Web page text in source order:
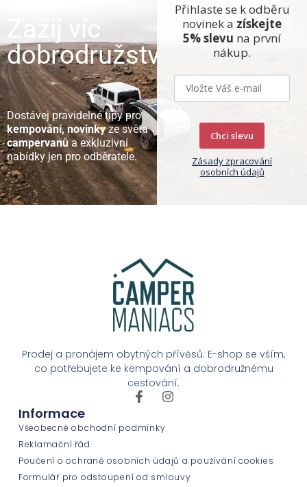
Zažij víc
dobrodružství
Dostávej pravidelné tipy pro
kempování, novinkyze světa
campervanůa exkluzivní
nabídky jen pro odběratele.
Přihlaste se k odběru
novinek a získejte
5% slevu na první
nákup.
Chci slevu
Zásady zpracování
osobních údajů
Prodej a pronájem obytných přívěsů. E-shop se vším,
co potřebujete ke kempování a dobrodružnému
cestování.
Informace
Všeobecné obchodní podmínky
Reklamační řád
Poučení o ochraně osobních údajů a používání cookies
Formulář pro odstoupení od smlouvy